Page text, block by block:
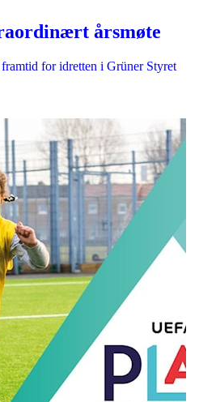
årsmøte
for idretten i Grüner Styret